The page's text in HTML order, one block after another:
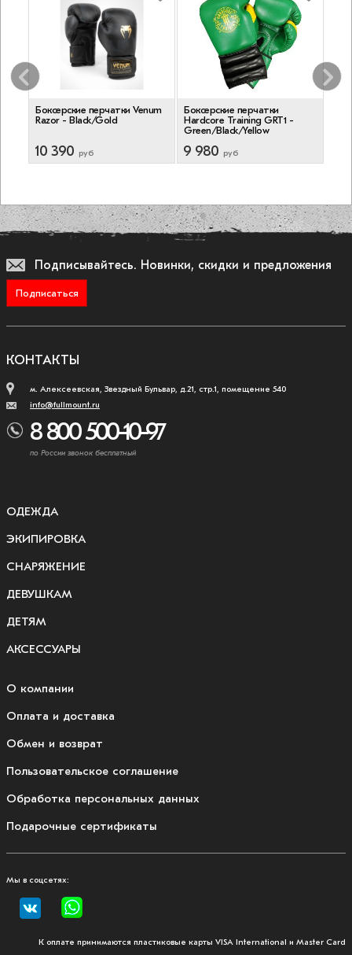
Боксерские перчатки Venum
Razor - Black/Gold
10 390 руб
Боксерские перчатки
Hardcore Training GRT1 -
Green/Black/Yellow
9 980 руб
Подписывайтесь. Новинки, скидки и предложения
Подписаться
КОНТАКТЫ
м. Алексеевская, Звездный Бульвар, д.21, стр.1, помещение 540
info@fullmount.ru
8 800 500-10-97
по России звонок бесплатный
ОДЕЖДА
ЭКИПИРОВКА
СНАРЯЖЕНИЕ
ДЕВУШКАМ
ДЕТЯМ
АКСЕССУАРЫ
О компании
Оплата и доставка
Обмен и возврат
Пользовательское соглашение
Обработка персональных данных
Подарочные сертификаты
Мы в соцсетях:
К оплате принимаются пластиковые карты VISA International и Master Card